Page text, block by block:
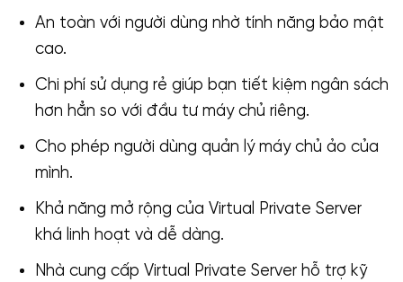
An toàn với người dùng nhờ tính năng bảo mật
cao.
Chi phí sử dụng rẻ giúp bạn tiết kiệm ngân sách
hơn hẳn so với đầu tư máy chủ riêng.
Cho phép người dùng quản lý máy chủ ảo của
mình.
Khả năng mở rộng của Virtual Private Server
khá linh hoạt và dễ dàng.
Nhà cung cấp Virtual Private Server hỗ trợ kỹ